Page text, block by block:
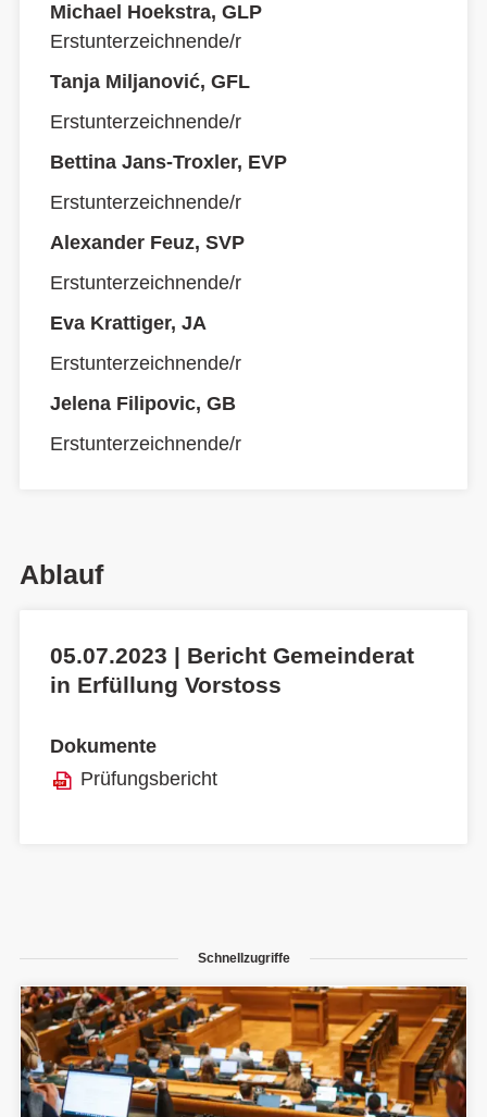
Michael Hoekstra, GLP
Erstunterzeichnende/r
Tanja Miljanović, GFL
Erstunterzeichnende/r
Bettina Jans-Troxler, EVP
Erstunterzeichnende/r
Alexander Feuz, SVP
Erstunterzeichnende/r
Eva Krattiger, JA
Erstunterzeichnende/r
Jelena Filipovic, GB
Erstunterzeichnende/r
Ablauf
05.07.2023 | Bericht Gemeinderat
in Erfüllung Vorstoss
Dokumente
Prüfungsbericht
Schnellzugriffe